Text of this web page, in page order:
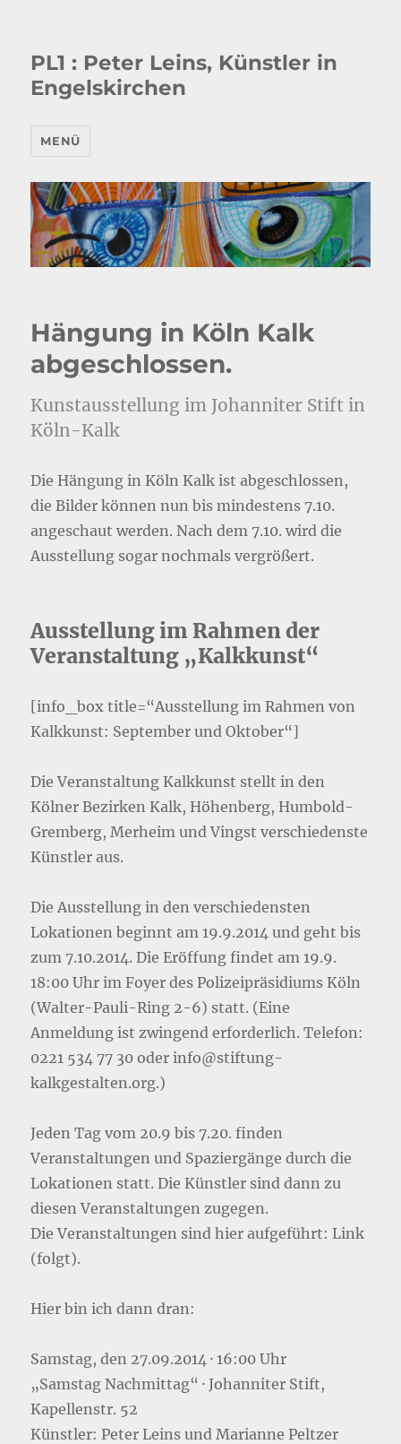
PL1 : Peter Leins, Künstler in
Engelskirchen
MENÜ
Hängung in Köln Kalk
abgeschlossen.
Kunstausstellung im Johanniter Stift in
Köln-Kalk
Die Hängung in Köln Kalk ist abgeschlossen,
die Bilder können nun bis mindestens 7.10.
angeschaut werden. Nach dem 7.10. wird die
Ausstellung sogar nochmals vergrößert.
Ausstellung im Rahmen der
Veranstaltung „Kalkkunst“
[info_box title=“Ausstellung im Rahmen von
Kalkkunst: September und Oktober“]
Die Veranstaltung Kalkkunst stellt in den
Kölner Bezirken Kalk, Höhenberg, Humbold-
Gremberg, Merheim und Vingst verschiedenste
Künstler aus.
Die Ausstellung in den verschiedensten
Lokationen beginnt am 19.9.2014 und geht bis
zum 7.10.2014. Die Eröffung findet am 19.9.
18:00 Uhr im Foyer des Polizeipräsidiums Köln
(Walter-Pauli-Ring 2-6) statt. (Eine
Anmeldung ist zwingend erforderlich. Telefon:
0221 534 77 30 oder info@stiftung-
kalkgestalten.org.)
Jeden Tag vom 20.9 bis 7.20. finden
Veranstaltungen und Spaziergänge durch die
Lokationen statt. Die Künstler sind dann zu
diesen Veranstaltungen zugegen.
Die Veranstaltungen sind hier aufgeführt: Link
(folgt).
Hier bin ich dann dran:
Samstag, den 27.09.2014 · 16:00 Uhr
„Samstag Nachmittag“ · Johanniter Stift,
Kapellenstr. 52
Künstler: Peter Leins und Marianne Peltzer